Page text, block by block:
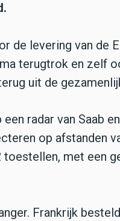
de levering van de
terugtrok en zelf
uit de
radar van Saab
op afstanden
met een
Frankrijk